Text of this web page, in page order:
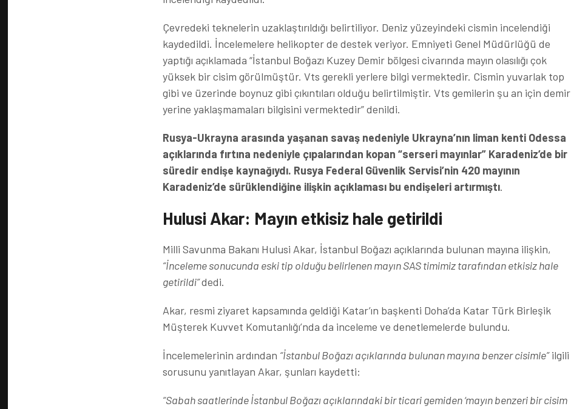
Çevredeki teknelerin uzaklaştırıldığı belirtiliyor. Deniz yüzeyindeki cismin incelendiği
kaydedildi. İncelemelere helikopter de destek veriyor. Emniyeti Genel Müdürlüğü de
yaptığı açıklamada “İstanbul Boğazı Kuzey Demir bölgesi civarında mayın olasılığı çok
yüksek bir cisim görülmüştür. Vts gerekli yerlere bilgi vermektedir. Cismin yuvarlak top
gibi ve üzerinde boynuz gibi çıkıntıları olduğu belirtilmiştir. Vts gemilerin şu an için demir
yerine yaklaşmamaları bilgisini vermektedir” denildi.
Rusya-Ukrayna arasında yaşanan savaş nedeniyle Ukrayna’nın liman kenti Odessa
açıklarında fırtına nedeniyle çıpalarından kopan “serseri mayınlar” Karadeniz’de bir
süredir endişe kaynağıydı. Rusya Federal Güvenlik Servisi’nin 420 mayının
Karadeniz’de sürüklendiğine ilişkin açıklaması bu endişeleri artırmıştı.
Hulusi Akar: Mayın etkisiz hale getirildi
Milli Savunma Bakanı Hulusi Akar, İstanbul Boğazı açıklarında bulunan mayına ilişkin,
“İnceleme sonucunda eski tip olduğu belirlenen mayın SAS timimiz tarafından etkisiz hale
getirildi”dedi.
Akar, resmi ziyaret kapsamında geldiği Katar’ın başkenti Doha’da Katar Türk Birleşik
Müşterek Kuvvet Komutanlığı’nda da inceleme ve denetlemelerde bulundu.
İncelemelerinin ardından “İstanbul Boğazı açıklarında bulunan mayına benzer cisimle”ilgili
sorusunu yanıtlayan Akar, şunları kaydetti:
“Sabah saatlerinde İstanbul Boğazı açıklarındaki bir ticari gemiden ‘mayın benzeri bir cisim